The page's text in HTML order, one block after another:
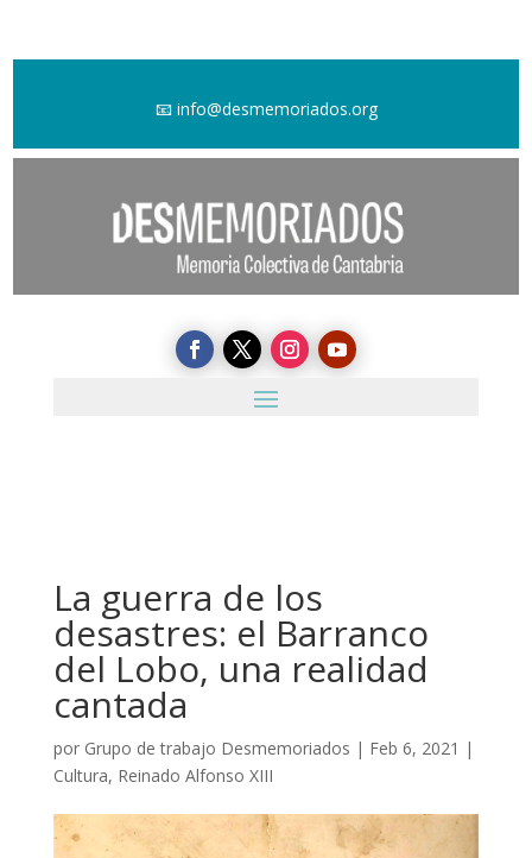
📧 info@desmemoriados.org
La guerra de los
desastres: el Barranco
del Lobo, una realidad
cantada
por Grupo de trabajo Desmemoriados | Feb 6, 2021 |
Cultura, Reinado Alfonso XIII